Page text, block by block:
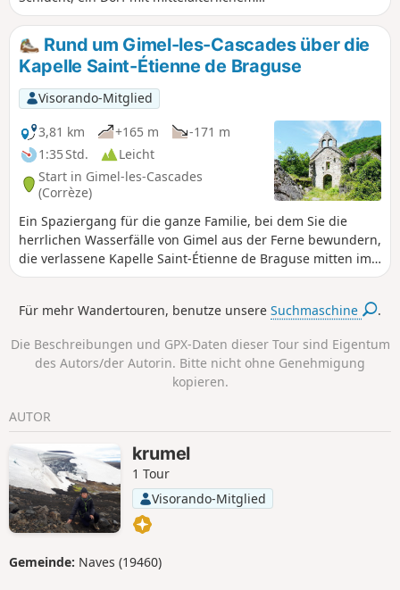
Charakter. Auf dieser Route durch das
wunderschöne, tief eingeschnittene Tal
können Sie auch die Ruinen der Kirche Saint-
Étienne-de-Braguse, die Stätte La Gour mit
dem vierten Wasserfall und die Ruinen der
Mühle entdecken. Die Wanderung führt
weiter zu kleinen Wasserfällen und der alten
Mautbrücke. Diese Route führt nicht direkt zu
den drei Wasserfällen, deren Zugang
kostenpflichtig ist!
Rund um Gimel-les-Cascades über die
Kapelle Saint-Étienne de Braguse
Visorando-Mitglied
3,81 km
+165 m
-171 m
1:35 Std.
Leicht
Start in Gimel-les-Cascades
(Corrèze)
Ein Spaziergang für die ganze Familie, bei dem Sie die
herrlichen Wasserfälle von Gimel aus der Ferne bewundern,
die verlassene Kapelle Saint-Étienne de Braguse mitten im
Wald besuchen und das Dorf Gimel mit seiner Kirche
Für mehr Wandertouren, benutze unsereSuchmaschine .
Die Beschreibungen und GPX-Daten dieser Tour sind Eigentum
des Autors/der Autorin. Bitte nicht ohne Genehmigung
kopieren.
AUTOR
krumel
1 Tour
Visorando-Mitglied
Gemeinde: Naves (19460)